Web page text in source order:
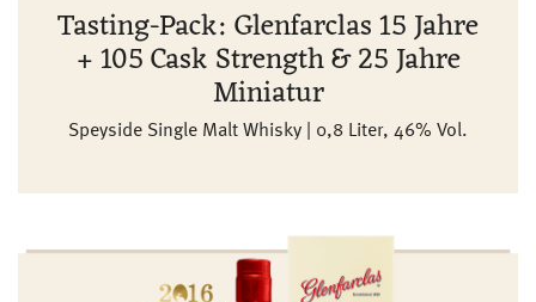
Tasting-Pack: Glenfarclas 15 Jahre
+ 105 Cask Strength & 25 Jahre
Miniatur
Speyside Single Malt Whisky | 0,8 Liter, 46% Vol.